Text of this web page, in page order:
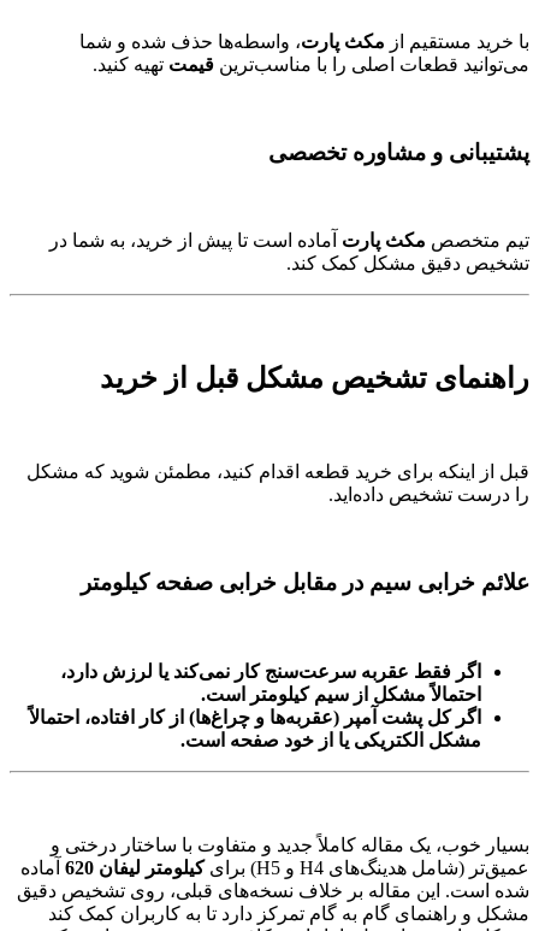
با خرید مستقیم از مکث پارت، واسطه‌ها حذف شده و شما
می‌توانید قطعات اصلی را با مناسب‌ترین قیمت تهیه کنید.
پشتیبانی و مشاوره تخصصی
تیم متخصص مکث پارت آماده است تا پیش از خرید، به شما در
تشخیص دقیق مشکل کمک کند.
راهنمای تشخیص مشکل قبل از خرید
قبل از اینکه برای خرید قطعه اقدام کنید، مطمئن شوید که مشکل
را درست تشخیص داده‌اید.
علائم خرابی سیم در مقابل خرابی صفحه کیلومتر
اگر فقط عقربه سرعت‌سنج کار نمی‌کند یا لرزش دارد،
احتمالاً مشکل از سیم کیلومتر است.
اگر کل پشت آمپر (عقربه‌ها و چراغ‌ها) از کار افتاده، احتمالاً
مشکل الکتریکی یا از خود صفحه است.
بسیار خوب، یک مقاله کاملاً جدید و متفاوت با ساختار درختی و
عمیق‌تر (شامل هدینگ‌های H4 و H5) برای
کیلومتر لیفان 620
آماده
شده است. این مقاله بر خلاف نسخه‌های قبلی، روی تشخیص دقیق
مشکل و راهنمای گام به گام تمرکز دارد تا به کاربران کمک کند